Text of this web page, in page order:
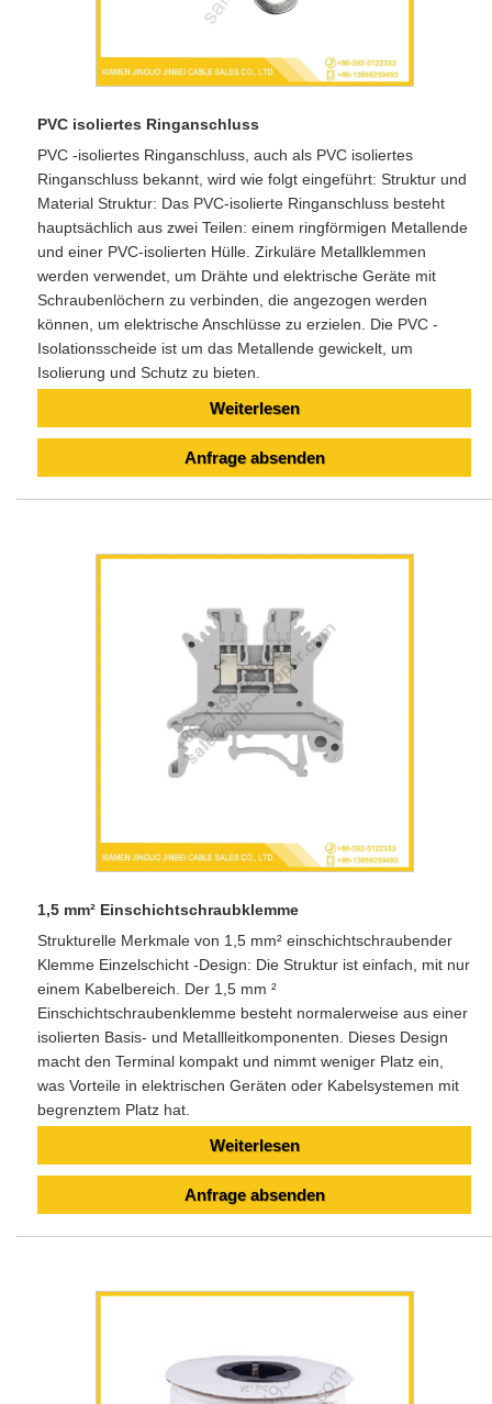
PVC isoliertes Ringanschluss
PVC -isoliertes Ringanschluss, auch als PVC isoliertes
Ringanschluss bekannt, wird wie folgt eingeführt: Struktur und
Material Struktur: Das PVC-isolierte Ringanschluss besteht
hauptsächlich aus zwei Teilen: einem ringförmigen Metallende
und einer PVC-isolierten Hülle. Zirkuläre Metallklemmen
werden verwendet, um Drähte und elektrische Geräte mit
Schraubenlöchern zu verbinden, die angezogen werden
können, um elektrische Anschlüsse zu erzielen. Die PVC -
Isolationsscheide ist um das Metallende gewickelt, um
Isolierung und Schutz zu bieten.
Weiterlesen
Anfrage absenden
1,5 mm² Einschichtschraubklemme
Strukturelle Merkmale von 1,5 mm² einschichtschraubender
Klemme Einzelschicht -Design: Die Struktur ist einfach, mit nur
einem Kabelbereich. Der 1,5 mm ²
Einschichtschraubenklemme besteht normalerweise aus einer
isolierten Basis- und Metallleitkomponenten. Dieses Design
macht den Terminal kompakt und nimmt weniger Platz ein,
was Vorteile in elektrischen Geräten oder Kabelsystemen mit
begrenztem Platz hat.
Weiterlesen
Anfrage absenden